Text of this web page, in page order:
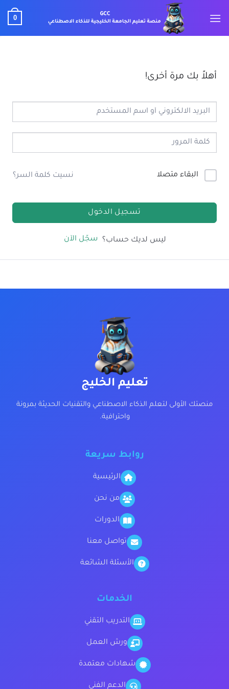
للمحتوى
0
أهلاً بك مرة أخرى!
البقاء متصلا نسيت كلمة السر؟
تسجيل الدخول
ليس لديك حساب؟ سجّل الآن
تعليم الخليج
منصتك الأولى لتعلم الذكاء الاصطناعي والتقنيات الحديثة بمرونة
واحترافية.
روابط سريعة
الرئيسية
من نحن
الدورات
تواصل معنا
الأسئلة الشائعة
الخدمات
التدريب التقني
ورش العمل
شهادات معتمدة
الدعم الفني